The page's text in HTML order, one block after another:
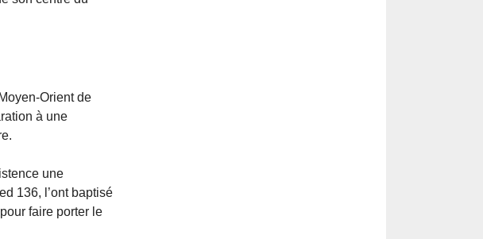
Orient de
à une
une
136, l’ont baptisé
faire porter le